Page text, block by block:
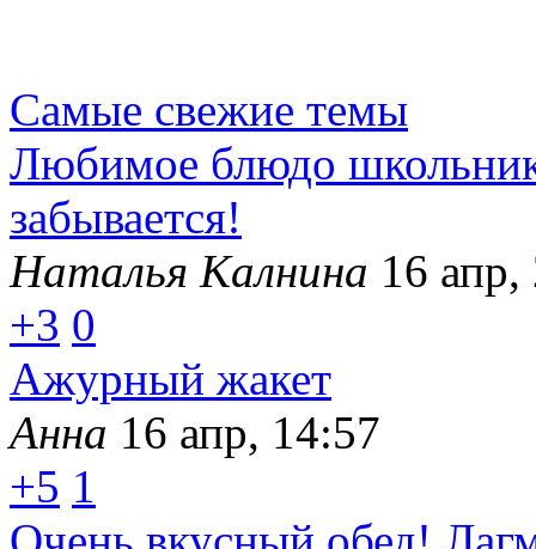
Самые свежие темы
Любимое блюдо
забывается!
Наталья Калнина 16
+3 0
Ажурный жакет
Анна 16 апр, 14:57
+5 1